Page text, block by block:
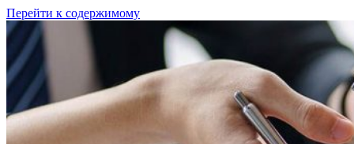
Перейти к содержимому